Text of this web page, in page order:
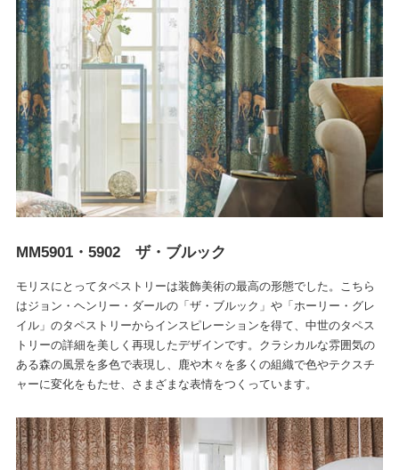
MM5901・5902 ザ・ブルック
モリスにとってタペストリーは装飾美術の最高の形態でした。こちら
はジョン・ヘンリー・ダールの「ザ・ブルック」や「ホーリー・グレ
イル」のタペストリーからインスピレーションを得て、中世のタペス
トリーの詳細を美しく再現したデザインです。クラシカルな雰囲気の
ある森の風景を多色で表現し、鹿や木々を多くの組織で色やテクスチ
ャーに変化をもたせ、さまざまな表情をつくっています。